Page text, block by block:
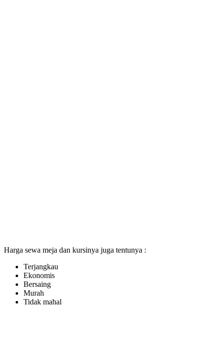
Harga sewa meja dan kursinya juga tentunya :
Terjangkau
Ekonomis
Bersaing
Murah
Tidak mahal